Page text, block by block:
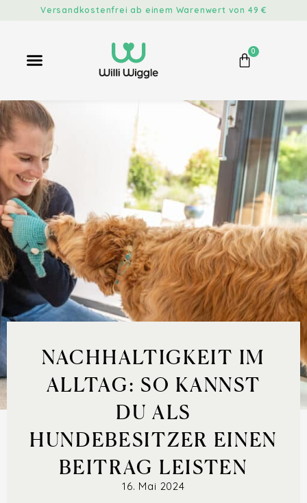
Versandkostenfrei ab einem Warenwert von 49 €
0
NACHHALTIGKEIT IM
ALLTAG: SO KANNST
DU ALS
HUNDEBESITZER EINEN
BEITRAG LEISTEN
16. Mai 2024